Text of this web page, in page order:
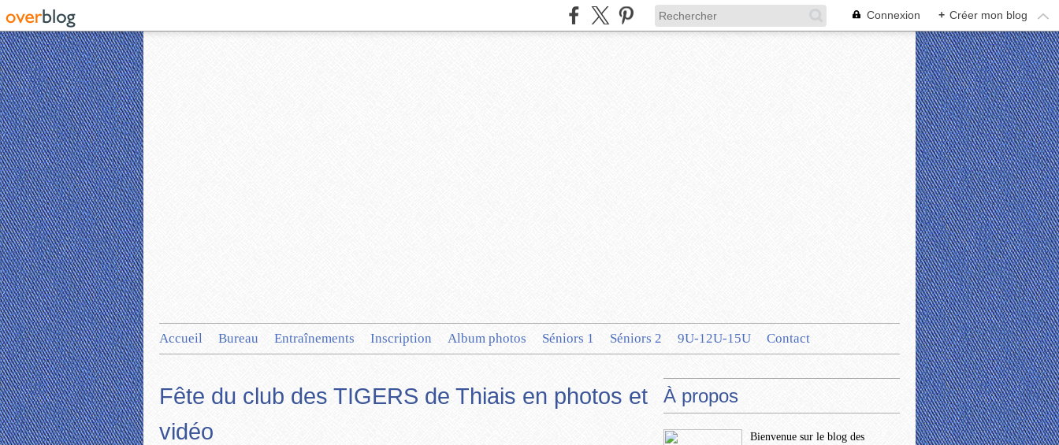
Connexion + Créer mon blog
Accueil Bureau Entraînements Inscription Album photos Séniors 1 Séniors 2 9U-12U-15U Contact
Fête du club des TIGERS de Thiais en photos et
vidéo
À propos
Bienvenue sur le blog des